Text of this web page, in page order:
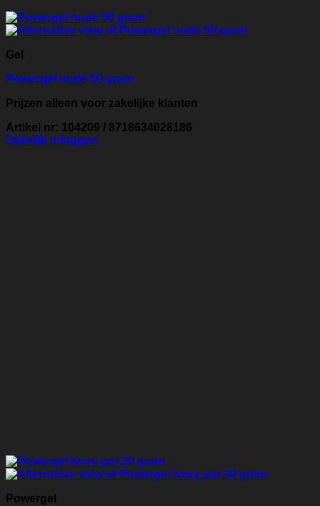
Gel
Powergel nude 50 gram
Prijzen alleen voor zakelijke klanten
Artikel nr: 104209 / 8718634028186
Zakelijk inloggen
Powergel